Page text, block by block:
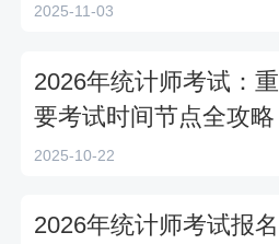
2025-11-03
2026年统计师考试：重
要考试时间节点全攻略
2025-10-22
2026年统计师考试报名